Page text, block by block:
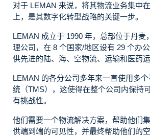
对于 LEMAN 来说，将其物流业务集中
上，是其数字化转型战略的关键一步。
LEMAN 成立于 1990 年，总部位于丹麦
理公司，在 8 个国家/地区设有 29 个办
供先进的陆、海、空物流、运输和医药运
LEMAN 的各分公司多年来一直使用多
统（TMS），这使得在整个公司内保持
有挑战性。
他们需要一个物流解决方案，帮助他们
供端到端的可见性，并最终帮助他们的